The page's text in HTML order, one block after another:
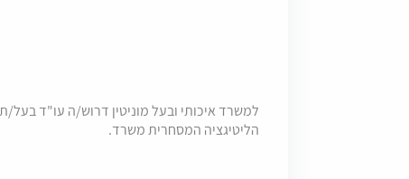
למשרד איכותי ובעל מוניטין דרוש/ה עו"ד
הליטיגציה המסחרית משרד.